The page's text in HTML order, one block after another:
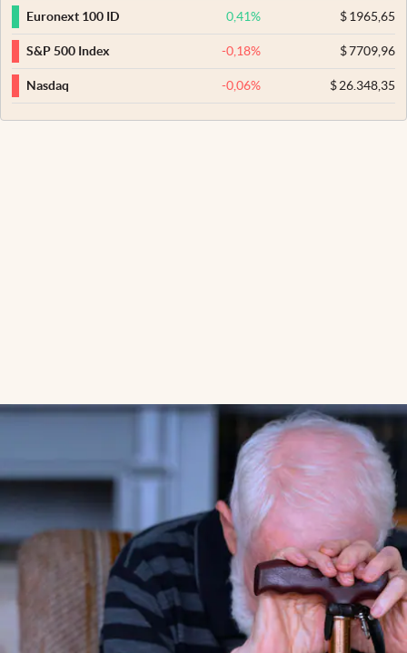
Euronext 100 ID 0,41% $1965,65
S&P 500 Index -0,18% $7709,96
Nasdaq -0,06% $26.348,35